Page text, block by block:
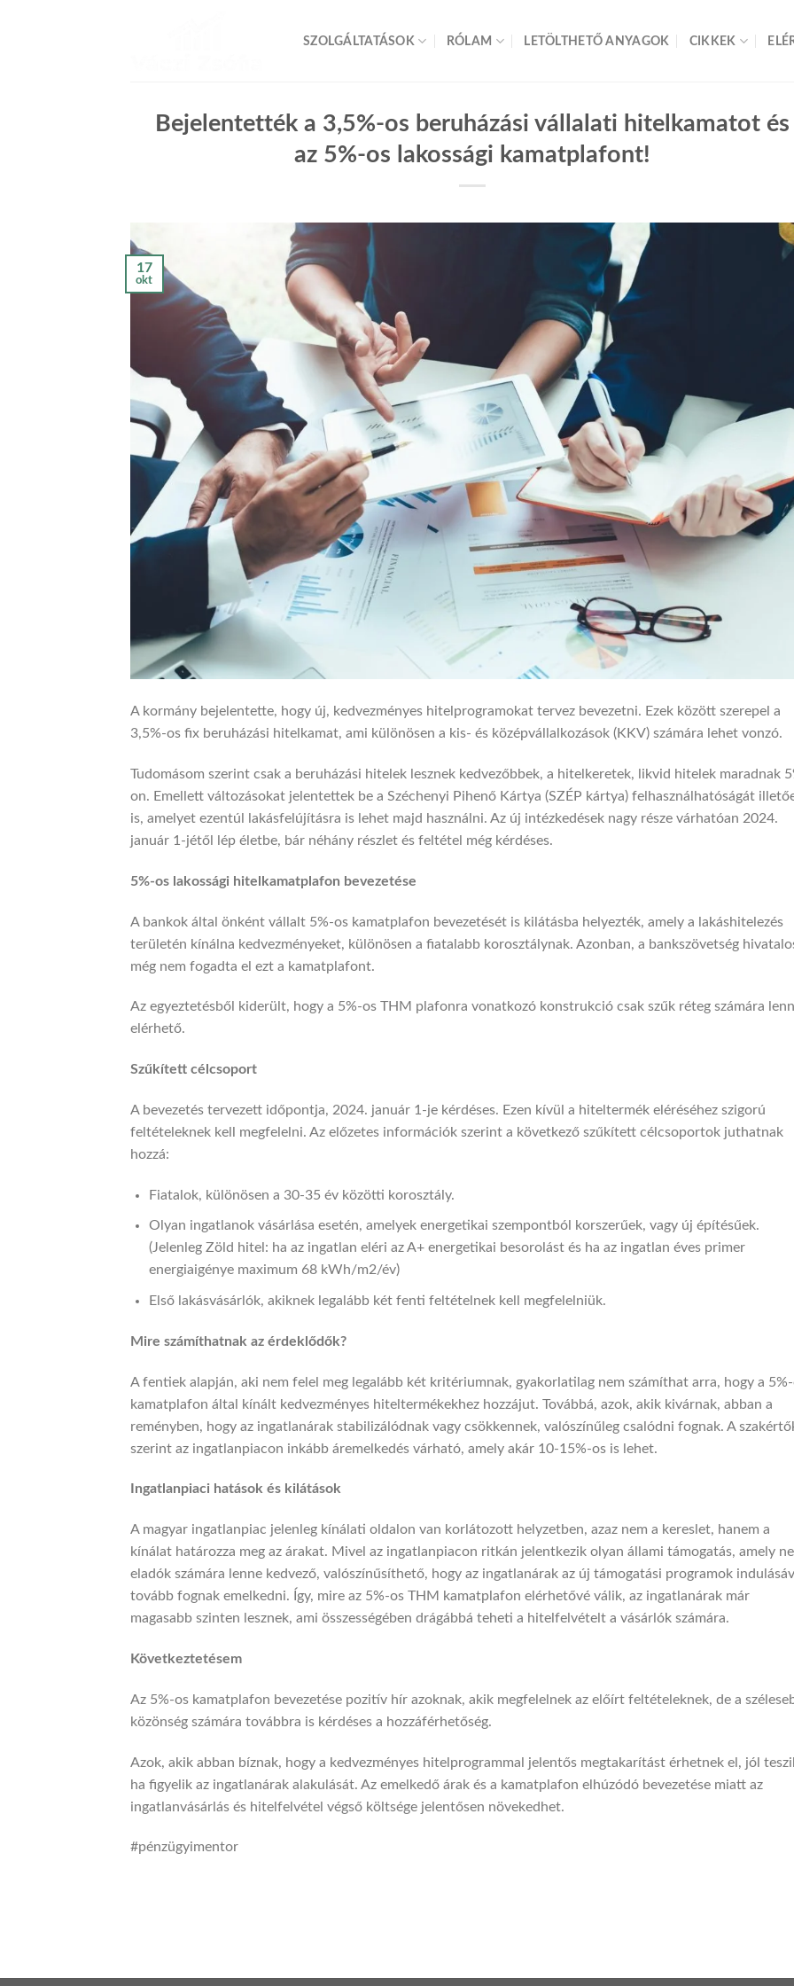
SZOLGÁLTATÁSOK RÓLAM LETÖLTHETŐ ANYAGOK CIKKEK
Bejelentették a 3,5%-os beruházási vállalati hitelkamatot és
az 5%-os lakossági kamatplafont!
17
okt
A kormány bejelentette, hogy új, kedvezményes hitelprogramokat tervez bevezetni. Ezek között szerepel a
3,5%-os fix beruházási hitelkamat, ami különösen a kis- és középvállalkozások (KKV) számára lehet vonzó.
Tudomásom szerint csak a beruházási hitelek lesznek kedvezőbbek, a hitelkeretek, likvid hitelek maradnak
on. Emellett változásokat jelentettek be a Széchenyi Pihenő Kártya (SZÉP kártya) felhasználhatóságát
is, amelyet ezentúl lakásfelújításra is lehet majd használni. Az új intézkedések nagy része várhatóan 2024.
január 1-jétől lép életbe, bár néhány részlet és feltétel még kérdéses.
5%-os lakossági hitelkamatplafon bevezetése
A bankok által önként vállalt 5%-os kamatplafon bevezetését is kilátásba helyezték, amely a lakáshitelezés
területén kínálna kedvezményeket, különösen a fiatalabb korosztálynak. Azonban, a bankszövetség
még nem fogadta el ezt a kamatplafont.
Az egyeztetésből kiderült, hogy a 5%-os THM plafonra vonatkozó konstrukció csak szűk réteg számára
elérhető.
Szűkített célcsoport
A bevezetés tervezett időpontja, 2024. január 1-je kérdéses. Ezen kívül a hiteltermék eléréséhez szigorú
feltételeknek kell megfelelni. Az előzetes információk szerint a következő szűkített célcsoportok juthatnak
hozzá:
Fiatalok, különösen a 30-35 év közötti korosztály.
Olyan ingatlanok vásárlása esetén, amelyek energetikai szempontból korszerűek, vagy új építésűek.
(Jelenleg Zöld hitel: ha az ingatlan eléri az A+ energetikai besorolást és ha az ingatlan éves primer
energiaigénye maximum 68 kWh/m2/év)
Első lakásvásárlók, akiknek legalább két fenti feltételnek kell megfelelniük.
Mire számíthatnak az érdeklődők?
A fentiek alapján, aki nem felel meg legalább két kritériumnak, gyakorlatilag nem számíthat arra, hogy a
kamatplafon által kínált kedvezményes hiteltermékekhez hozzájut. Továbbá, azok, akik kivárnak, abban a
reményben, hogy az ingatlanárak stabilizálódnak vagy csökkennek, valószínűleg csalódni fognak. A
szerint az ingatlanpiacon inkább áremelkedés várható, amely akár 10-15%-os is lehet.
Ingatlanpiaci hatások és kilátások
A magyar ingatlanpiac jelenleg kínálati oldalon van korlátozott helyzetben, azaz nem a kereslet, hanem a
kínálat határozza meg az árakat. Mivel az ingatlanpiacon ritkán jelentkezik olyan állami támogatás, amely
eladók számára lenne kedvező, valószínűsíthető, hogy az ingatlanárak az új támogatási programok
tovább fognak emelkedni. Így, mire az 5%-os THM kamatplafon elérhetővé válik, az ingatlanárak már
magasabb szinten lesznek, ami összességében drágábbá teheti a hitelfelvételt a vásárlók számára.
Következtetésem
Az 5%-os kamatplafon bevezetése pozitív hír azoknak, akik megfelelnek az előírt feltételeknek, de a
közönség számára továbbra is kérdéses a hozzáférhetőség.
Azok, akik abban bíznak, hogy a kedvezményes hitelprogrammal jelentős megtakarítást érhetnek el, jól
ha figyelik az ingatlanárak alakulását. Az emelkedő árak és a kamatplafon elhúzódó bevezetése miatt az
ingatlanvásárlás és hitelfelvétel végső költsége jelentősen növekedhet.
#pénzügyimentor